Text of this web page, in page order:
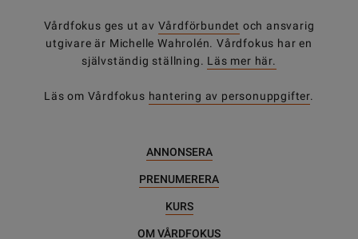
Vårdfokus ges ut av Vårdförbundet och ansvarig
utgivare är Michelle Wahrolén. Vårdfokus har en
självständig ställning. Läs mer här.
Läs om Vårdfokus hantering av personuppgifter.
ANNONSERA
PRENUMERERA
KURS
OM VÅRDFOKUS